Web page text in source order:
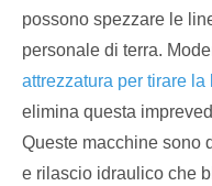
possono spezzare le
personale di terra.
attrezzatura per tirare la
elimina questa
Queste macchine sono
e rilascio idraulico che